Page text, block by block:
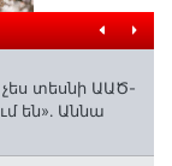
տեսնի ԱԱԾ-
են»․ Աննա